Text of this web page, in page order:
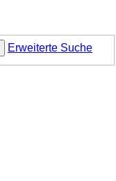
Erweiterte Suche